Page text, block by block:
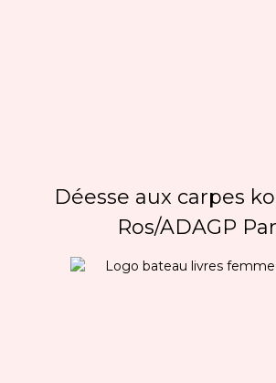
Déesse aux carpes
Ros/ADAGP